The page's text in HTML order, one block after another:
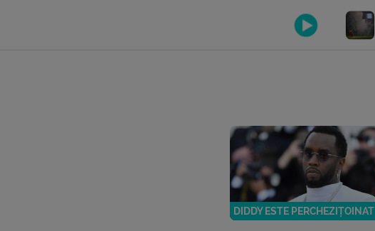
DIDDY ESTE PERCHEZIȚOINAT